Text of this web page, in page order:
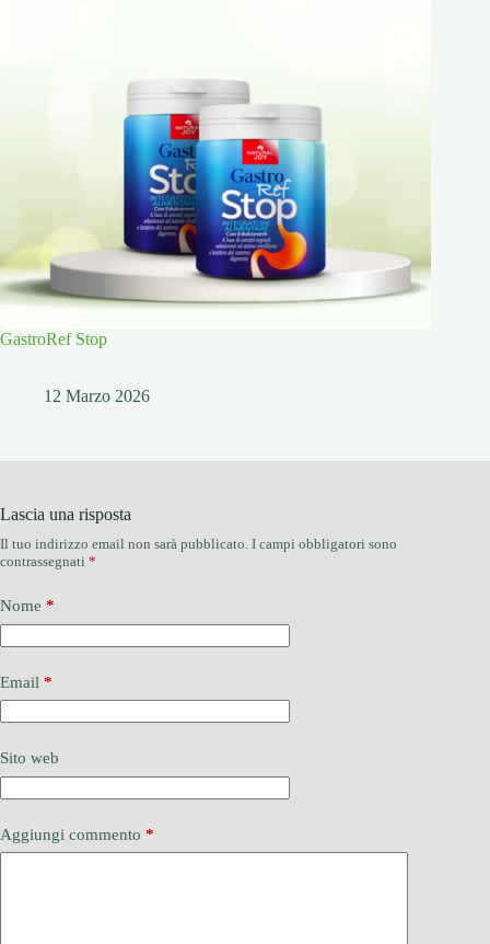
GastroRef Stop
12 Marzo 2026
Lascia una risposta
Il tuo indirizzo email non sarà pubblicato. I campi obbligatori sono
contrassegnati *
Nome *
Email *
Sito web
Aggiungi commento *